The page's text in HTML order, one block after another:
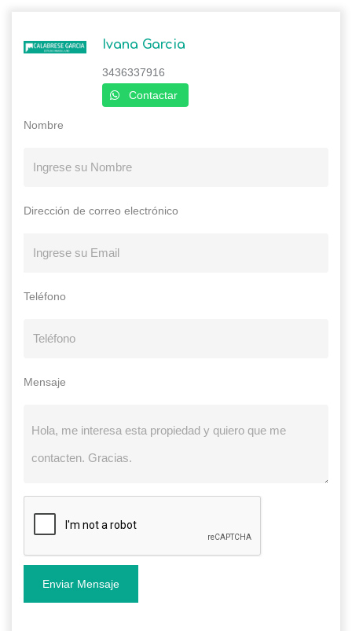
Ivana Garcia
3436337916
Contactar
Nombre
Dirección de correo electrónico
Teléfono
Mensaje
Enviar Mensaje